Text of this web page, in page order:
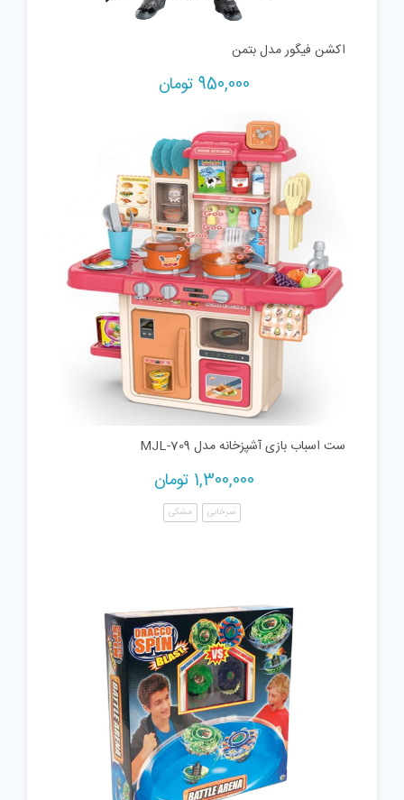
اکشن فیگور مدل بتمن
950,000 تومان
ست اسباب بازی آشپزخانه مدل MJL-709
1,300,000 تومان
سرخابی مشکی